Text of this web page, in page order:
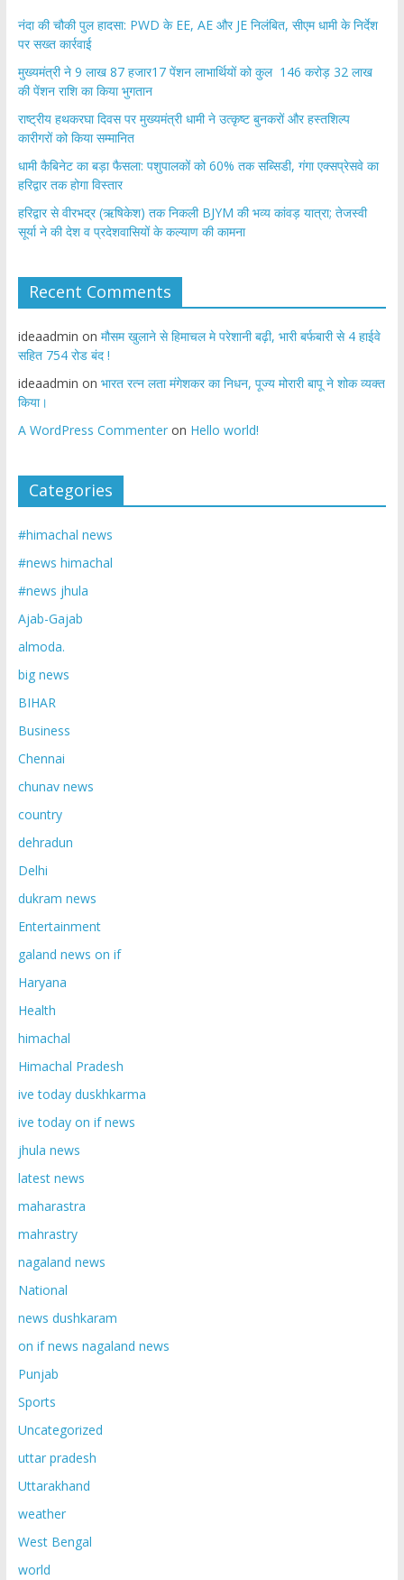
नंदा की चौकी पुल हादसा: PWD के EE, AE और JE निलंबित, सीएम धामी के निर्देश
पर सख्त कार्रवाई
मुख्यमंत्री ने 9 लाख 87 हजार17 पेंशन लाभार्थियों को कुल 146 करोड़ 32 लाख
की पेंशन राशि का किया भुगतान
राष्ट्रीय हथकरघा दिवस पर मुख्यमंत्री धामी ने उत्कृष्ट बुनकरों और हस्तशिल्प
कारीगरों को किया सम्मानित
​धामी कैबिनेट का बड़ा फैसला: पशुपालकों को 60% तक सब्सिडी, गंगा एक्सप्रेसवे का
हरिद्वार तक होगा विस्तार
​हरिद्वार से वीरभद्र (ऋषिकेश) तक निकली BJYM की भव्य कांवड़ यात्रा; तेजस्वी
सूर्या ने की देश व प्रदेशवासियों के कल्याण की कामना
Recent Comments
ideaadmin on मौसम खुलाने से हिमाचल मे परेशानी बढ़ी, भारी बर्फबारी से 4 हाईवे
सहित 754 रोड बंद !
ideaadmin on भारत रत्न लता मंगेशकर का निधन, पूज्य मोरारी बापू ने शोक व्यक्त
किया।
A WordPress Commenteron Hello world!
Categories
#himachal news
#news himachal
#news jhula
Ajab-Gajab
almoda.
big news
BIHAR
Business
Chennai
chunav news
country
dehradun
Delhi
dukram news
Entertainment
galand news on if
Haryana
Health
himachal
Himachal Pradesh
ive today duskhkarma
ive today on if news
jhula news
latest news
maharastra
mahrastry
nagaland news
National
news dushkaram
on if news nagaland news
Punjab
Sports
Uncategorized
uttar pradesh
Uttarakhand
weather
West Bengal
world